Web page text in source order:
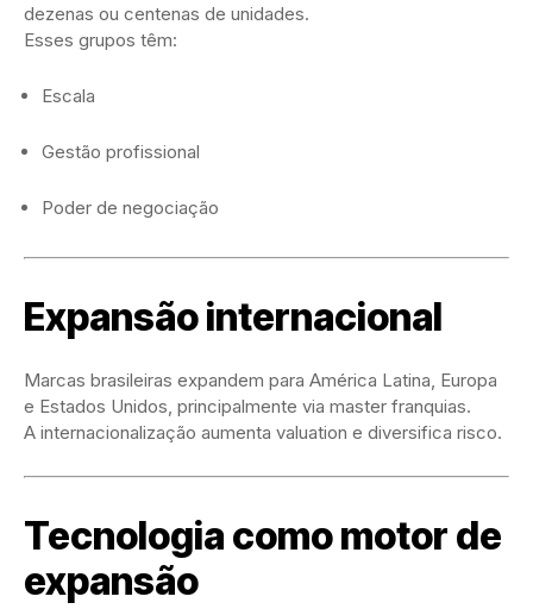
dezenas ou centenas de unidades.
Esses grupos têm:
Escala
Gestão profissional
Poder de negociação
Expansão internacional
Marcas brasileiras expandem para América Latina, Europa
e Estados Unidos, principalmente via master franquias.
A internacionalização aumenta valuation e diversifica risco.
Tecnologia como motor de
expansão